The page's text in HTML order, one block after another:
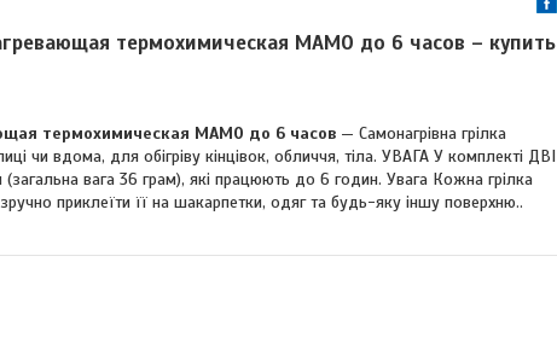
термохимическая МАМО до 6 часов – купить
термохимическая МАМО до 6 часов — Самонагрівна грілка
чи вдома, для обігріву кінцівок, обличчя, тіла. УВАГА У комплекті ДВІ
(загальна вага 36 грам), які працюють до 6 годин. Увага Кожна грілка
приклеїти її на шакарпетки, одяг та будь-яку іншу поверхню..